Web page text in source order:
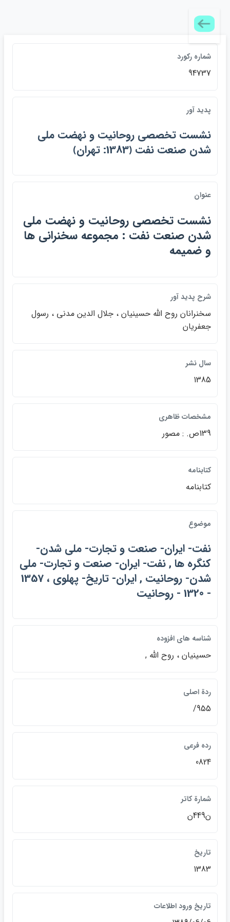
شماره ركورد
94737
پديد آور
نشست تخصصي روحانيت و نهضت ملي
شدن صنعت نفت ﴿1383: تهران﴾
عنوان
نشست تخصصي روحانيت و نهضت ملي
شدن صنعت نفت : مجموعه سخنراني ها
و ضميمه
شرح پديد آور
سخنرانان روح الله حسينيان ، جلال الدين مدني ، رسول
جعفريان
سال نشر
1385
مشخصات ظاهري
139ص. : مصور
كتابنامه
كتابنامه
موضوع
نفت- ايران- صنعت و تجارت- ملي شدن-
كنگره ها , نفت- ايران- صنعت و تجارت- ملي
شدن- روحانيت , ايران- تاريخ- پهلوي ، 1357
- 1320 - روحانيت
شناسه هاي افزوده
حسينيان ، روح الله ,
ردة اصلي
955/
رده فرعي
0824
شمارة كاتر
ن449ن
تاريخ
1383
تاريخ ورود اطلاعات